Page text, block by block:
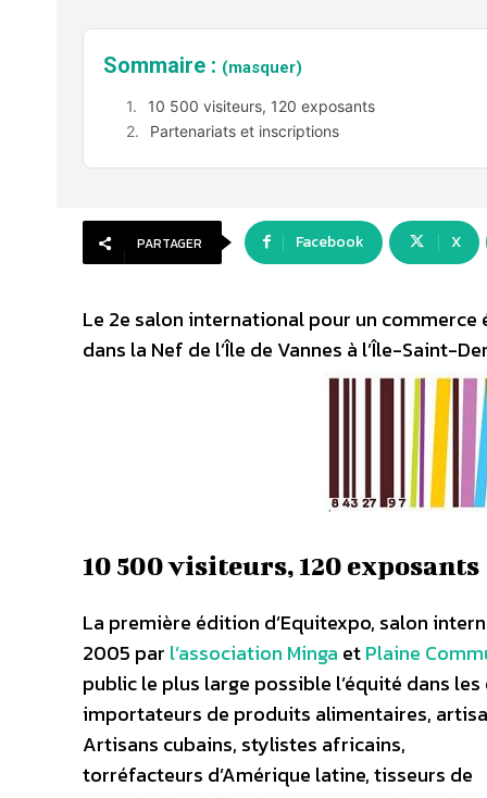
Sommaire : (masquer)
10 500 visiteurs, 120 exposants
Partenariats et inscriptions
PARTAGER Facebook X
Le 2e salon international pour un
dans la Nef de l’Île de Vannes à l’Île-Saint-
10 500 visiteurs, 120 exposants
La première édition d’Equitexpo, salon
2005 par l’association Minga etPlaine
public le plus large possible l’équité dans
importateurs de produits alimentaires,
Artisans cubains, stylistes africains,
torréfacteurs d’Amérique latine, tisseurs de